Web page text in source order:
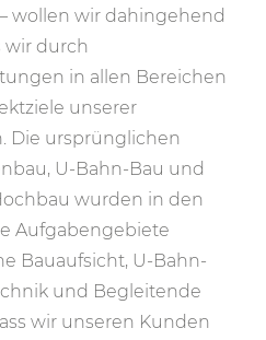
wollen wir dahingehend
wir durch
in allen Bereichen
unserer
Die ursprünglichen
U-Bahn-Bau und
wurden in den
Aufgabengebiete
Bauaufsicht, U-Bahn-
und Begleitende
wir unseren Kunden